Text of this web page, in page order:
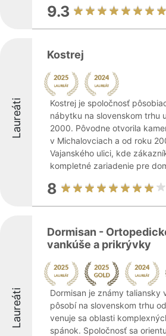
9.3
Laureáti
Kostrej
Kostrej je spoločnosť
nábytku na slovenskom trhu
2000. Pôvodne otvorila
v Michalovciach a od roku
Vajanského ulici, kde
kompletné zariadenie pre
8
Laureáti
Dormisan -
vankúše a prikrývky
Dormisan je známy taliansky
pôsobí na slovenskom trhu
venuje sa oblasti
spánok. Spoločnosť sa